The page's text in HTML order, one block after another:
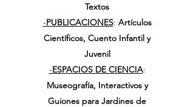
Textos
-PUBLICACIONES: Artículos
Científicos, Cuento Infantil y
Juvenil
-ESPACIOS DE CIENCIA:
Museografía, Interactivos y
Guiones para Jardines de